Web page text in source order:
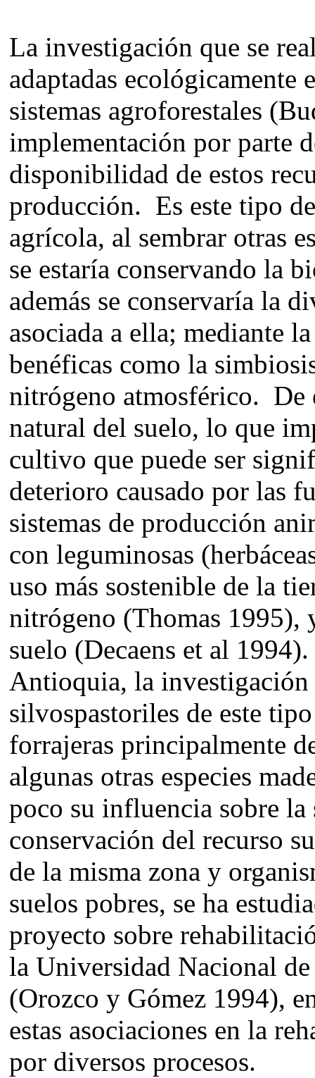
La investigación que se
adaptadas ecológicamente
sistemas agroforestales
implementación por parte
disponibilidad de estos
producción. Es este tipo
agrícola, al sembrar otras
se estaría conservando la
además se conservaría la
asociada a ella; mediante
benéficas como la
nitrógeno atmosférico. De
natural del suelo, lo que
cultivo que puede ser
deterioro causado por las
sistemas de producción
con leguminosas
uso más sostenible de la
nitrógeno (Thomas 1995),
suelo (Decaens et al
Antioquia, la investigación
silvospastoriles de este
forrajeras principalmente
algunas otras especies
poco su influencia sobre
conservación del recurso
de la misma zona y
suelos pobres, se ha
proyecto sobre
la Universidad Nacional
(Orozco y Gómez 1994),
estas asociaciones en la
por diversos procesos.